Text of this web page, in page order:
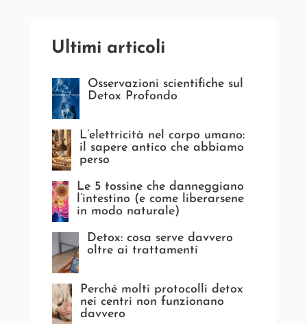
Ultimi articoli
Osservazioni scientifiche sul
Detox Profondo
L’elettricità nel corpo umano:
il sapere antico che abbiamo
perso
Le 5 tossine che danneggiano
l’intestino (e come liberarsene
in modo naturale)
Detox: cosa serve davvero
oltre ai trattamenti
Perché molti protocolli detox
nei centri non funzionano
davvero